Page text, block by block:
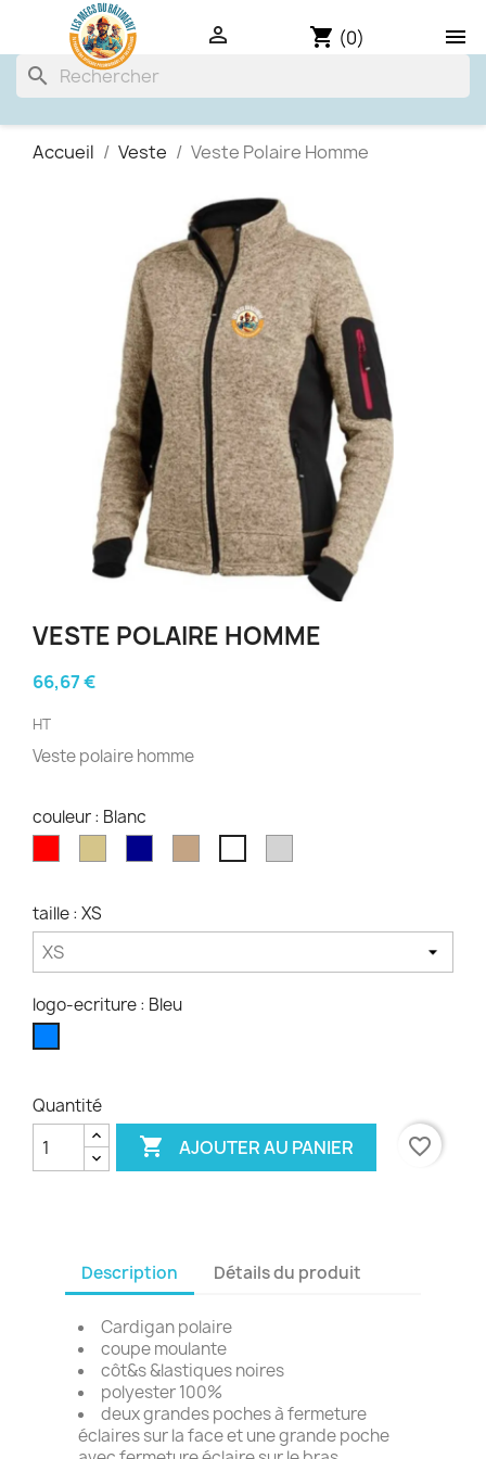

shopping_cart (0)

search
Accueil Veste Veste Polaire Homme
VESTE POLAIRE HOMME
66,67 €
HT
Veste polaire homme
couleur : Blanc
fonceclair
clair
taille : XS
logo-ecriture : Bleu
Quantité
 AJOUTER AU PANIER favorite_border
Description Détails du produit
Cardigan polaire
coupe moulante
côt&s &lastiques noires
polyester 100%
deux grandes poches à fermeture
éclaires sur la face et une grande poche